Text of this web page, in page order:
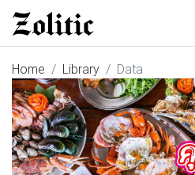
Home Library Data